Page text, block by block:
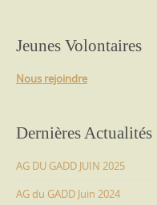
Jeunes Volontaires
Nous rejoindre
Dernières Actualités
AG DU GADD JUIN 2025
AG du GADD Juin 2024